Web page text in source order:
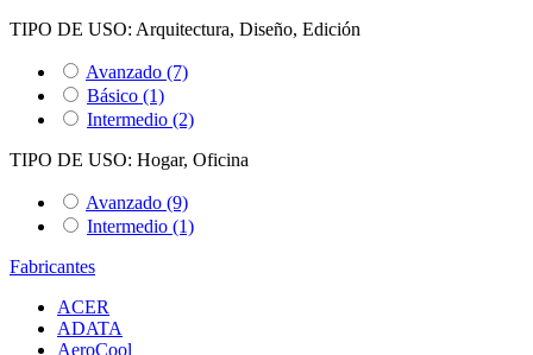
TIPO DE USO: Arquitectura, Diseño, Edición
Avanzado (7)
Básico (1)
Intermedio (2)
TIPO DE USO: Hogar, Oficina
Avanzado (9)
Intermedio (1)
Fabricantes
ACER
ADATA
AeroCool